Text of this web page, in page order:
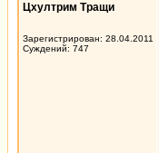
Цхултрим Тращи
Зарегистрирован: 28.04.2011
Суждений: 747